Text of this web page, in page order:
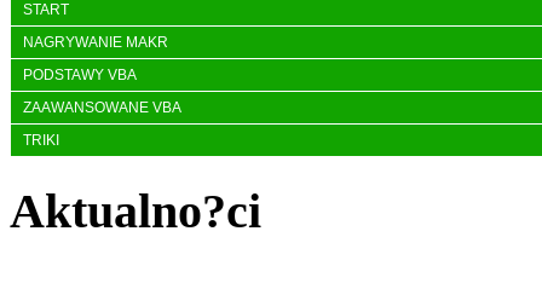
START
NAGRYWANIE MAKR
PODSTAWY VBA
ZAAWANSOWANE VBA
TRIKI
Aktualno?ci